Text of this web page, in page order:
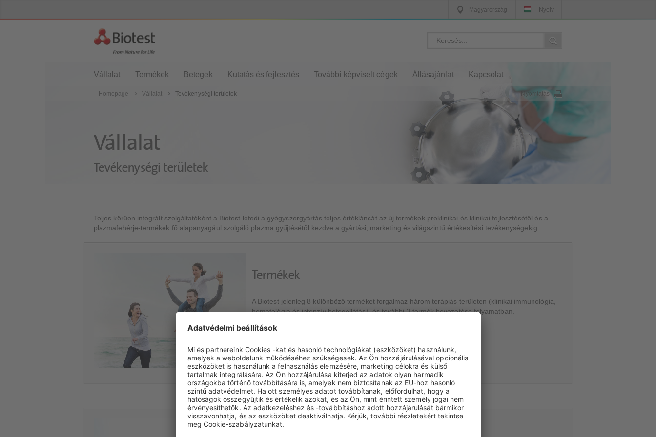
Magyarország Nyelv
Vállalat
Tevékenységi területek
Vállalat Termékek Betegek Kutatás és fejlesztés További képviselt cégek Állásajánlat Kapcsolat
Homepage Vállalat Tevékenységi területek Nyomtatás
Teljes körűen integrált szolgáltatóként a Biotest lefedi a gyógyszergyártás teljes értékláncát az új termékek preklinikai és klinikai fejlesztésétől és a
plazmafehérje-termékek fő alapanyagául szolgáló plazma gyűjtésétől kezdve a gyártási, marketing és világszintű értékesítési tevékenységekig.
Termékek
A Biotest jelenleg 8 különböző terméket forgalmaz három terápiás területen (klinikai immunológia,
hematológia és intenzív betegellátás), és további 3 termék bevezetése folyamatban.
További információ